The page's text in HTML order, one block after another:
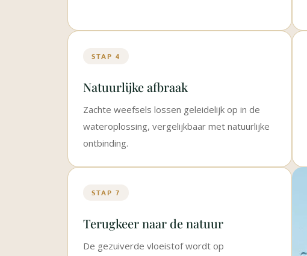
STAP 4
Natuurlijke afbraak
Zachte weefsels lossen geleidelijk op in de
wateroplossing, vergelijkbaar met natuurlijke
ontbinding.
STAP 7
Terugkeer naar de natuur
De gezuiverde vloeistof wordt op